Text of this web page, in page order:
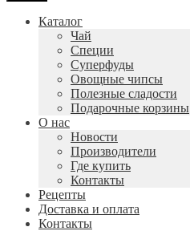
Каталог
Чай
Специи
Cуперфуды
Овощные чипсы
Полезные сладости
Подарочные корзины
О нас
Новости
Производители
Где купить
Контакты
Рецепты
Доставка и оплата
Контакты